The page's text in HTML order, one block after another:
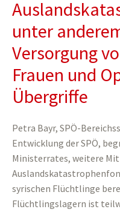
unter
Versorgung
Frauen und
Übergriffe
Petra Bayr, SPÖ-
Entwicklung der SPÖ,
Ministerrates, weitere
syrischen Flüchtlinge
Flüchtlingslagern ist